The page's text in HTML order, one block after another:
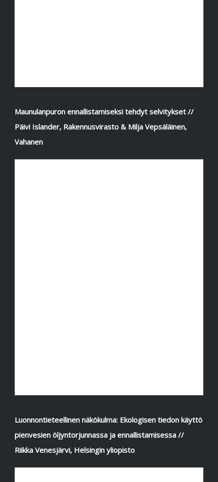
Maunulanpuron ennallistamiseksi tehdyt selvitykset //
Päivi Islander, Rakennusvirasto & Milja Vepsäläinen,
Vahanen
Luonnontieteellinen näkökulma: Ekologisen tiedon käyttö
pienvesien öljyntorjunnassa ja ennallistamisessa //
Riikka Venesjärvi, Helsingin yliopisto